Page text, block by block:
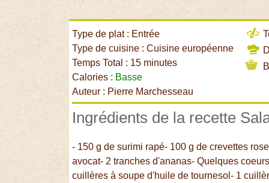
Type de plat : Entrée
Type de cuisine : Cuisine européenne
Temps Total : 15 minutes
Calories : Basse
Auteur : Pierre Marchesseau
Ingrédients de la recette
- 150 g de surimi rapé- 100 g de crevettes
avocat- 2 tranches d'ananas- Quelques
cuillères à soupe d'huile de tournesol- 1